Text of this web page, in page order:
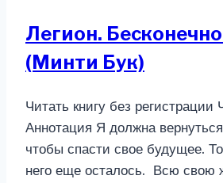
Легион.
(Минти Бук)
Читать книгу без регистрации
Аннотация Я должна
чтобы спасти свое будущее.
него еще осталось. Всю свою